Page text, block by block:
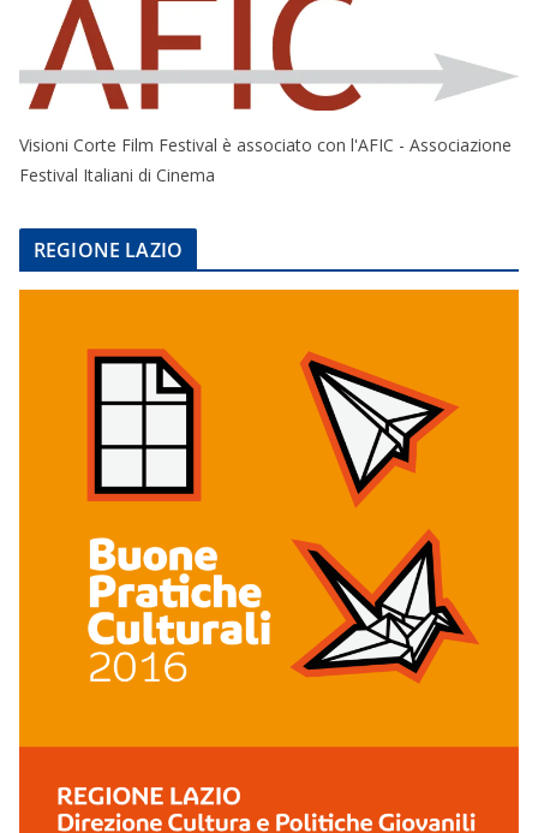
Visioni Corte Film Festival è associato con l'AFIC - Associazione
Festival Italiani di Cinema
REGIONE LAZIO